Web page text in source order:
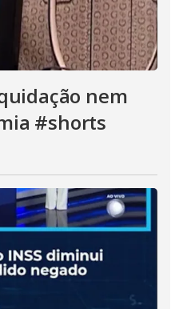
nem
#shorts